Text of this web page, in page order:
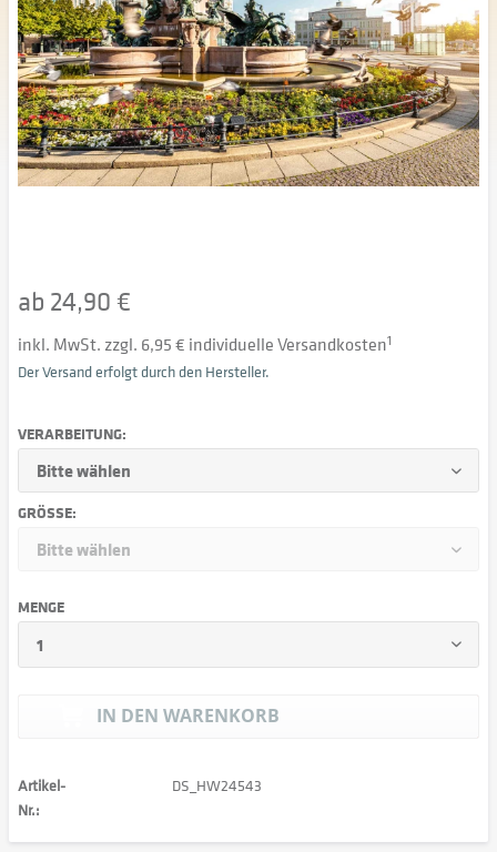
ab 24,90 €
inkl. MwSt. zzgl. 6,95 € individuelle Versandkosten1
Der Versand erfolgt durch den Hersteller.
VERARBEITUNG:
GRÖSSE:
MENGE
IN DEN WARENKORB
Artikel-
Nr.:
DS_HW24543